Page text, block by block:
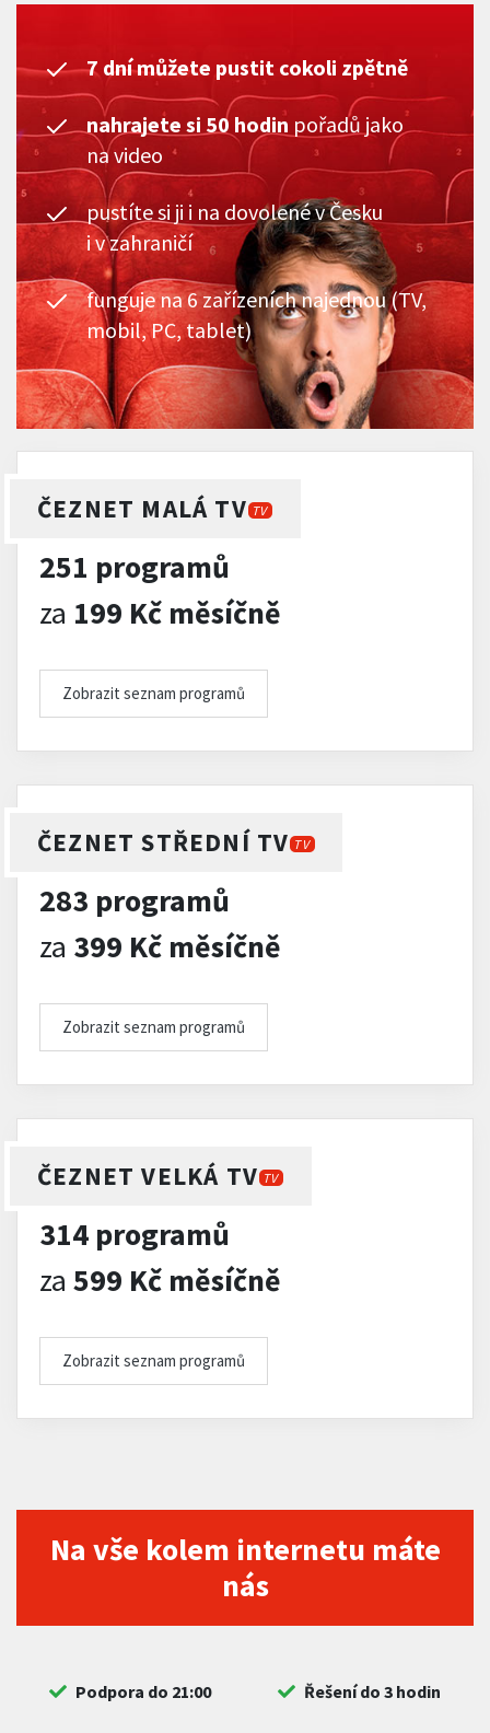
7 dní můžete pustit cokoli zpětně
nahrajete si 50 hodin pořadů jako
na video
pustíte si ji i na dovolené v Česku
i v zahraničí
funguje na 6 zařízeních najednou (TV,
mobil, PC, tablet)
ČEZNET MALÁ TV TV
251 programů
za 199 Kč měsíčně
Zobrazit seznam programů
ČEZNET STŘEDNÍ TV TV
283 programů
za 399 Kč měsíčně
Zobrazit seznam programů
ČEZNET VELKÁ TV TV
314 programů
za 599 Kč měsíčně
Zobrazit seznam programů
Na vše kolem internetu máte
nás
Podpora do 21:00 Řešení do 3 hodin